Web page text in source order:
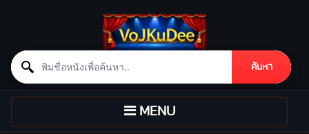
Search for:
ค้นหา
Skip to content
TOGGLE
NAVIGATION
MENU